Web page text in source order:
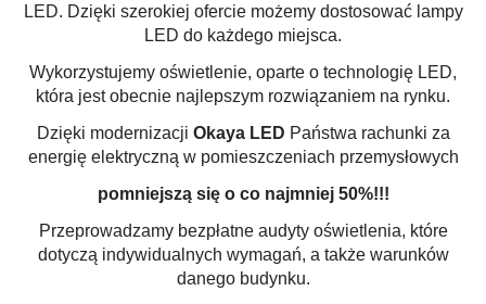
LED. Dzięki szerokiej ofercie możemy dostosować lampy
LED do każdego miejsca.
Wykorzystujemy oświetlenie, oparte o technologię LED,
która jest obecnie najlepszym rozwiązaniem na rynku.
Dzięki modernizacji Okaya LED Państwa rachunki za
energię elektryczną w pomieszczeniach przemysłowych
pomniejszą się o co najmniej 50%!!!
Przeprowadzamy bezpłatne audyty oświetlenia, które
dotyczą indywidualnych wymagań, a także warunków
danego budynku.